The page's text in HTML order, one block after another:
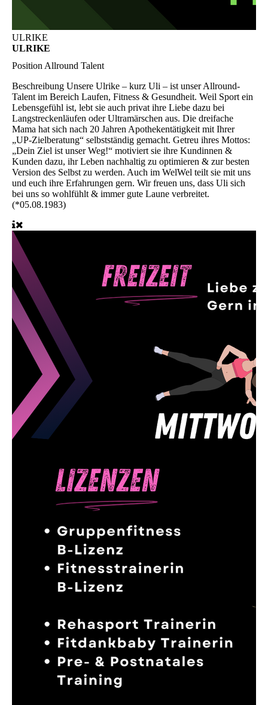
ULRIKE
ULRIKE
Position Allround Talent
Beschreibung Unsere Ulrike – kurz Uli – ist unser Allround-
Talent im Bereich Laufen, Fitness & Gesundheit. Weil Sport ein
Lebensgefühl ist, lebt sie auch privat ihre Liebe dazu bei
Langstreckenläufen oder Ultramärschen aus. Die dreifache
Mama hat sich nach 20 Jahren Apothekentätigkeit mit Ihrer
„UP-Zielberatung“ selbstständig gemacht. Getreu ihres Mottos:
„Dein Ziel ist unser Weg!“ motiviert sie ihre Kundinnen &
Kunden dazu, ihr Leben nachhaltig zu optimieren & zur besten
Version des Selbst zu werden. Auch im WelWel teilt sie mit uns
und euch ihre Erfahrungen gern. Wir freuen uns, dass Uli sich
bei uns so wohlfühlt & immer gute Laune verbreitet.
(*05.08.1983)